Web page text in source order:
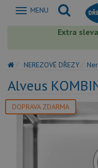
Zobrazit
MENU
Extra
NEREZOVÉ DŘEZY
Alveus
DOPRAVA ZDARMA